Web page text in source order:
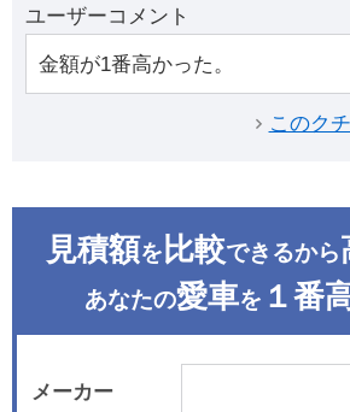
ユーザーコメント
金額が1番高かった。
このク
見積額を 比較できるから
あなたの愛車を １番
メーカー